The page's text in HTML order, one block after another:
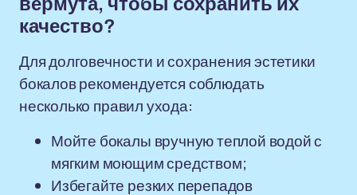
качество?
Для долговечности и сохранения эстетики
бокалов рекомендуется соблюдать
несколько правил ухода:
Мойте бокалы вручную теплой водой с
мягким моющим средством;
Избегайте резких перепадов